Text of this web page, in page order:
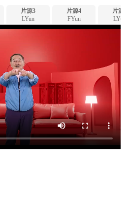
片源3
LYun
片源4
FYun
片源5
LYun
Loading ...